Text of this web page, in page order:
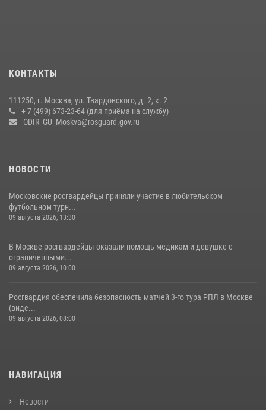
матче в Москве обеспечила Росгвардия (видео)
Центральный округ Росгвардии отмечает 105-летие
КОНТАКТЫ
111250, г. Москва, ул. Твардовского, д. 2, к. 2
+ 7 (499) 673-23-64 (для приёма на службу)
ODIR_GU_Moskva@rosguard.gov.ru
НОВОСТИ
Московские росгвардейцы приняли участие в любительском
футбольном турн...
09 августа 2026, 13:30
В Москве росгвардейцы оказали помощь медикам и девушке с
ограниченными...
09 августа 2026, 10:00
Росгвардия обеспечила безопасность матчей 3-го тура РПЛ в Москве
(виде...
09 августа 2026, 08:00
НАВИГАЦИЯ
Новости